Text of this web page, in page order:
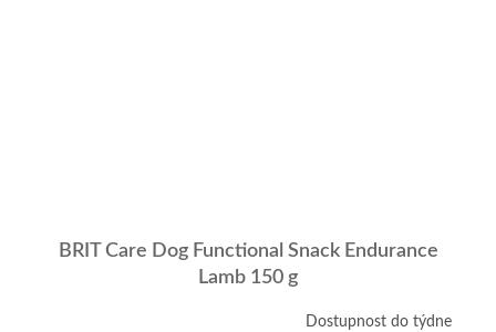
BRIT Care Dog Functional Snack Endurance
Lamb 150 g
Dostupnost do týdne